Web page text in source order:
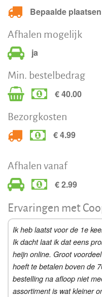
Bepaalde plaatsen
Afhalen mogelijk
ja
Min. bestelbedrag
€ 40.00
Bezorgkosten
€ 4.99
Afhalen vanaf
€ 2.99
Ervaringen met
Ik heb laatst voor de 1e
Ik dacht laat ik dat eens
heijn online. Groot
hoeft te betalen boven de
bestelling na afloop niet
assortiment is wat kleiner